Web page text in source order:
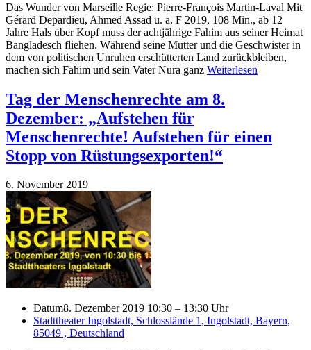
Das Wunder von Marseille Regie: Pierre-François Martin-Laval Mit
Gérard Depardieu, Ahmed Assad u. a. F 2019, 108 Min., ab 12
Jahre Hals über Kopf muss der achtjährige Fahim aus seiner Heimat
Bangladesch fliehen. Während seine Mutter und die Geschwister in
dem von politischen Unruhen erschütterten Land zurückbleiben,
machen sich Fahim und sein Vater Nura ganz Weiterlesen
Tag der Menschenrechte am 8.
Dezember: „Aufstehen für
Menschenrechte! Aufstehen für einen
Stopp von Rüstungsexporten!“
6. November 2019
Datum8. Dezember 2019 10:30 – 13:30 Uhr
Stadttheater Ingolstadt, Schlosslände 1, Ingolstadt, Bayern,
85049 , Deutschland